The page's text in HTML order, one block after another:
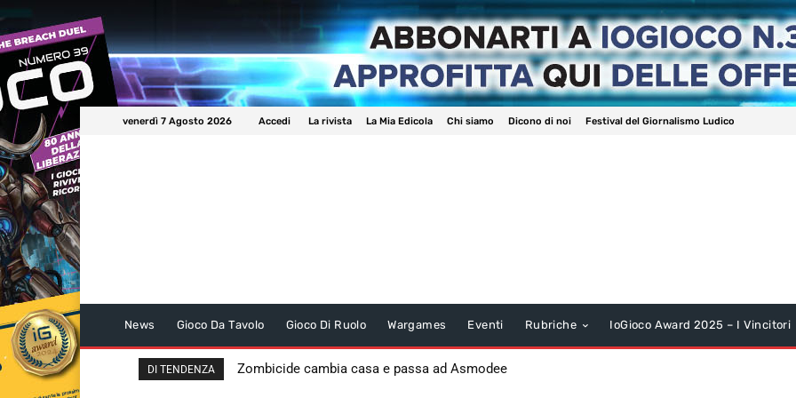
venerdì 7 Agosto 2026 Accedi La rivista La Mia Edicola Chi siamo Dicono di noi Festival del Giornalismo Ludico
News Gioco Da Tavolo Gioco Di Ruolo Wargames Eventi Rubriche IoGioco Award 2025 – I Vincitori
DI TENDENZA Zombicide cambia casa e passa ad Asmodee